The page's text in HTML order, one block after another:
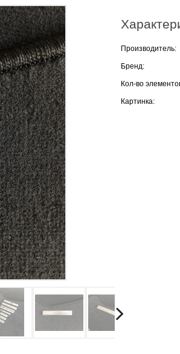
Производитель:
Бренд:
Кол-во
Картинка: